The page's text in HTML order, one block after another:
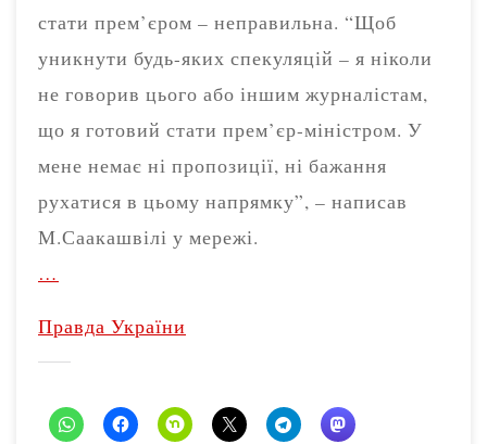
стати прем’єром – неправильна. “Щоб
уникнути будь-яких спекуляцій – я ніколи
не говорив цього або іншим журналістам,
що я готовий стати прем’єр-міністром. У
мене немає ні пропозиції, ні бажання
рухатися в цьому напрямку”, – написав
М.Саакашвілі у мережі.
…
Правда України